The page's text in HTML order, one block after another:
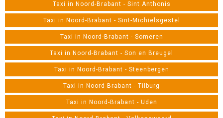
Taxi in Noord-Brabant - Sint Anthonis
Taxi in Noord-Brabant - Sint-Michielsgestel
Taxi in Noord-Brabant - Someren
Taxi in Noord-Brabant - Son en Breugel
Taxi in Noord-Brabant - Steenbergen
Taxi in Noord-Brabant - Tilburg
Taxi in Noord-Brabant - Uden